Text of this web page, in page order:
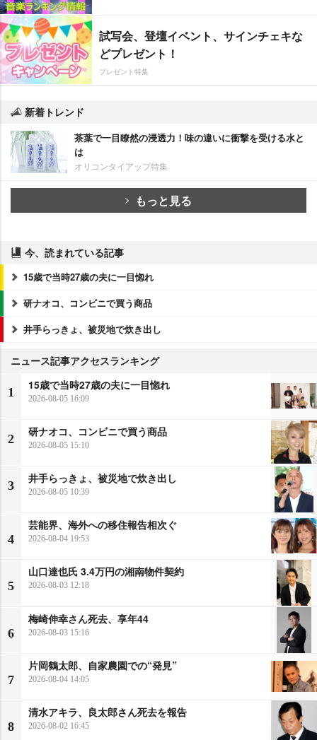
試写会、登壇イベント、サインチェキな
どプレゼント！
プレゼント特集
新着トレンド
茶葉で一目瞭然の浸透力！味の違いに衝撃を受ける水と
は
オリコンタイアップ特集
もっと見る
今、読まれている記事
15歳で当時27歳の夫に一目惚れ
研ナオコ、コンビニで買う商品
井手らっきょ、被災地で炊き出し
ニュース記事アクセスランキング
1
15歳で当時27歳の夫に一目惚れ
2026-08-05 16:09
2
研ナオコ、コンビニで買う商品
2026-08-05 15:10
3
井手らっきょ、被災地で炊き出し
2026-08-05 10:39
4
芸能界、海外への移住報告相次ぐ
2026-08-04 19:53
5
山口達也氏 3.4万円の湘南物件契約
2026-08-03 12:18
6
梅崎伸幸さん死去、享年44
2026-08-03 15:16
7
片岡鶴太郎、自家農園での“発見”
2026-08-04 14:05
8
清水アキラ、良太郎さん死去を報告
2026-08-02 16:45